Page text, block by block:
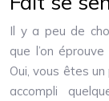
Il y a peu de
que l’on
Oui, vous êtes
accompli